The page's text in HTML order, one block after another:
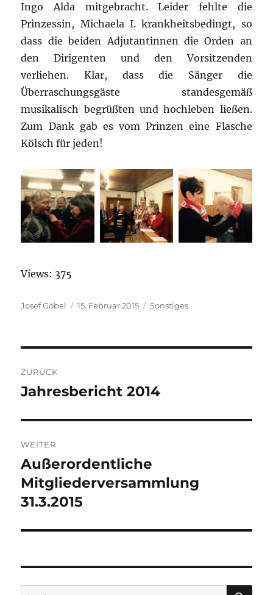
Ingo Alda mitgebracht. Leider fehlte die
Prinzessin, Michaela I. krankheitsbedingt, so
dass die beiden Adjutantinnen die Orden an
den Dirigenten und den Vorsitzenden
verliehen. Klar, dass die Sänger die
Überraschungsgäste standesgemäß
musikalisch begrüßten und hochleben ließen.
Zum Dank gab es vom Prinzen eine Flasche
Kölsch für jeden!
Views: 375
Autor
Josef Göbel
Veröffentlicht
15. Februar 2015 Kategorien
Sonstiges
ZURÜCK
Vorheriger
Jahresbericht 2014
WEITER
Nächster
Beitrag:
Außerordentliche
Mitgliederversammlung
31.3.2015